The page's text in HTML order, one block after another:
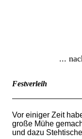
...
Festverleih
Vor einiger Zeit
große Mühe
und dazu